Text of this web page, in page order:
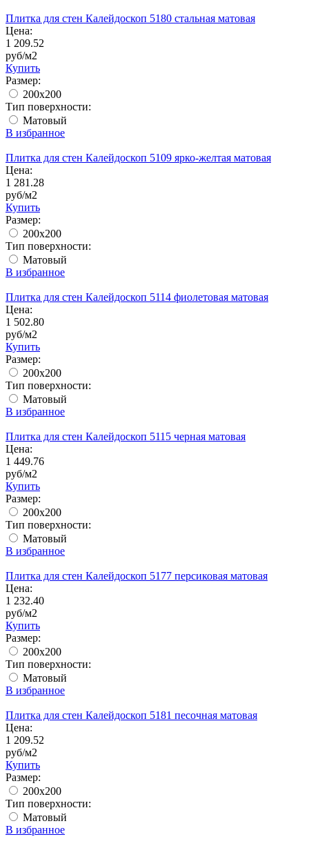
Плитка для стен Калейдоскоп 5180 стальная матовая
Цена:
1 209.52
руб/м2
Купить
Размер:
200x200
Тип поверхности:
Матовый
В избранное
Плитка для стен Калейдоскоп 5109 ярко-желтая матовая
Цена:
1 281.28
руб/м2
Купить
Размер:
200x200
Тип поверхности:
Матовый
В избранное
Плитка для стен Калейдоскоп 5114 фиолетовая матовая
Цена:
1 502.80
руб/м2
Купить
Размер:
200x200
Тип поверхности:
Матовый
В избранное
Плитка для стен Калейдоскоп 5115 черная матовая
Цена:
1 449.76
руб/м2
Купить
Размер:
200x200
Тип поверхности:
Матовый
В избранное
Плитка для стен Калейдоскоп 5177 персиковая матовая
Цена:
1 232.40
руб/м2
Купить
Размер:
200x200
Тип поверхности:
Матовый
В избранное
Плитка для стен Калейдоскоп 5181 песочная матовая
Цена:
1 209.52
руб/м2
Купить
Размер:
200x200
Тип поверхности:
Матовый
В избранное